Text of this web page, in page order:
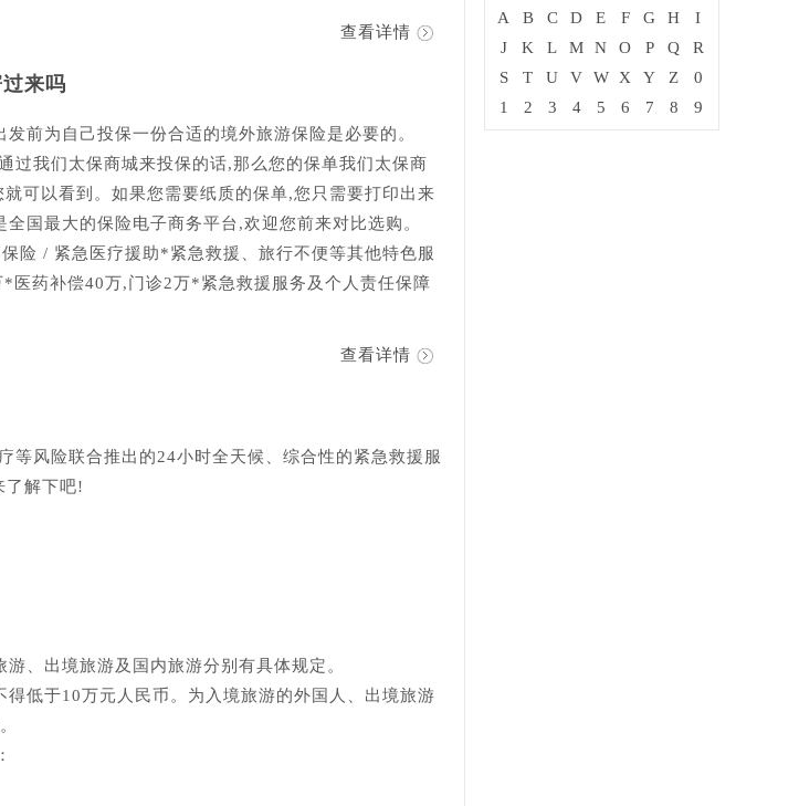
查看详情
来吗
前为自己投保一份合适的境外旅游保险是必要的。
过我们太保商城来投保的话,那么您的保单我们太保商
可以看到。如果您需要纸质的保单,您只需要打印出来
国最大的保险电子商务平台,欢迎您前来对比选购。
险 / 紧急医疗援助*紧急救援、旅行不便等其他特色服
医药补偿40万,门诊2万*紧急救援服务及个人责任保障
查看详情
等风险联合推出的24小时全天候、综合性的紧急救援服
了解下吧!
、出境旅游及国内旅游分别有具体规定。
低于10万元人民币。为入境旅游的外国人、出境旅游
A B C D E F G H
I
J
K L M N O P Q
R
S
T U V W X Y Z
0
1
2 3 4 5 6 7 8 9